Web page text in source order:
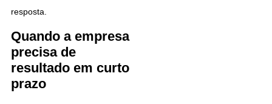
resposta.
Quando a empresa
precisa de
resultado em curto
prazo